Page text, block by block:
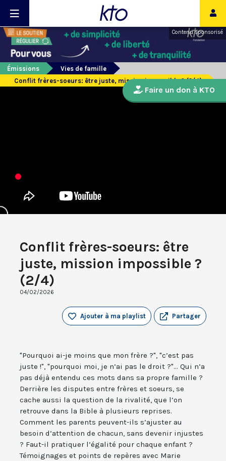
Contenu sponsorisé
Émissions
Vies de famille
Conflit frères-soeurs: être juste, mission impossible ? (2/4)
Conflit frères-soeurs: être
juste, mission impossible ?
(2/4)
04/02/2026
Partager
Ajouter à ma playlist
"Pourquoi ai-je moins que mon frère ?", "c’est pas
juste !", "pourquoi moi, je n’ai pas le droit ?"... Qui n’a
pas déjà entendu ces mots dans sa propre famille ?
Derrière les disputes entre frères et soeurs, se
cache aussi la question de la rivalité, que l’on
retrouve dans la Bible à plusieurs reprises.
Comment les parents peuvent-ils s’ajuster au
besoin d’attention de chacun, sans devenir injustes
? Faut-il pratiquer l’égalité pour chaque enfant ?
Témoignages et points de repères avec Marie
Faire un don à KTO